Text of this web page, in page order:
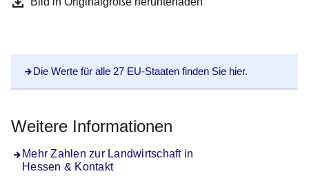
Die Werte für alle 27 EU-Staaten finden Sie hier.
Weitere Informationen
Mehr Zahlen zur Landwirtschaft in
Hessen & Kontakt